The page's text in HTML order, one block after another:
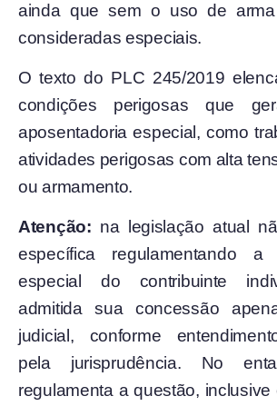
ainda que sem o uso de
consideradas especiais.
O texto do PLC 245/2019
condições perigosas que
aposentadoria especial, como
atividades perigosas com alta
ou armamento.
Atenção: na legislação atual
específica regulamentando a
especial do contribuinte
admitida sua concessão
judicial, conforme
pela jurisprudência. No
regulamenta a questão, inclusive